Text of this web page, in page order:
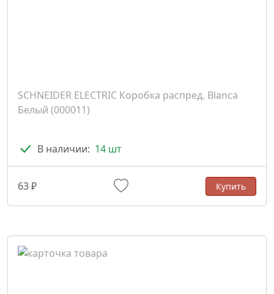
SCHNEIDER ELECTRIC Коробка распред. Blanca
Белый (000011)
В наличии: 14 шт
63 ₽ Купить